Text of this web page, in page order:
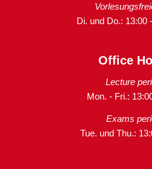
Di. und Do.: 13:00
Office
Lecture
Mon. - Fri.:
Exams
Tue. und Thu.: